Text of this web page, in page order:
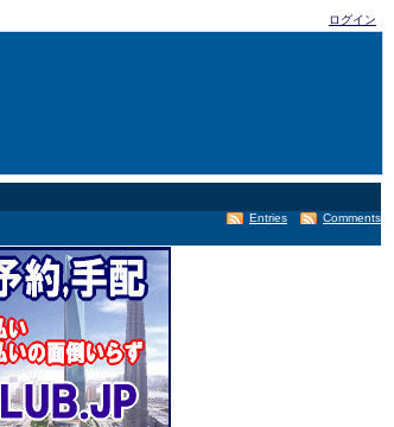
ログイン
Comments
Entries